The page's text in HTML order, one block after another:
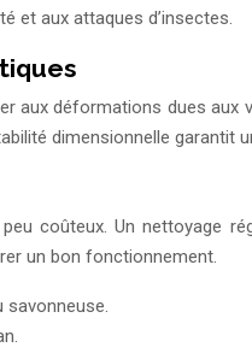
et aux attaques d’insectes.
déformations dues aux
dimensionnelle
coûteux. Un nettoyage
un bon fonctionnement.
savonneuse.